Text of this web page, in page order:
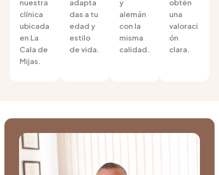
nuestra
clínica
ubicada
en La
Cala de
Mijas.
adapta
das a tu
edad y
estilo
de vida.
y
alemán
con la
misma
calidad.
obtén
una
valoraci
ón
clara.